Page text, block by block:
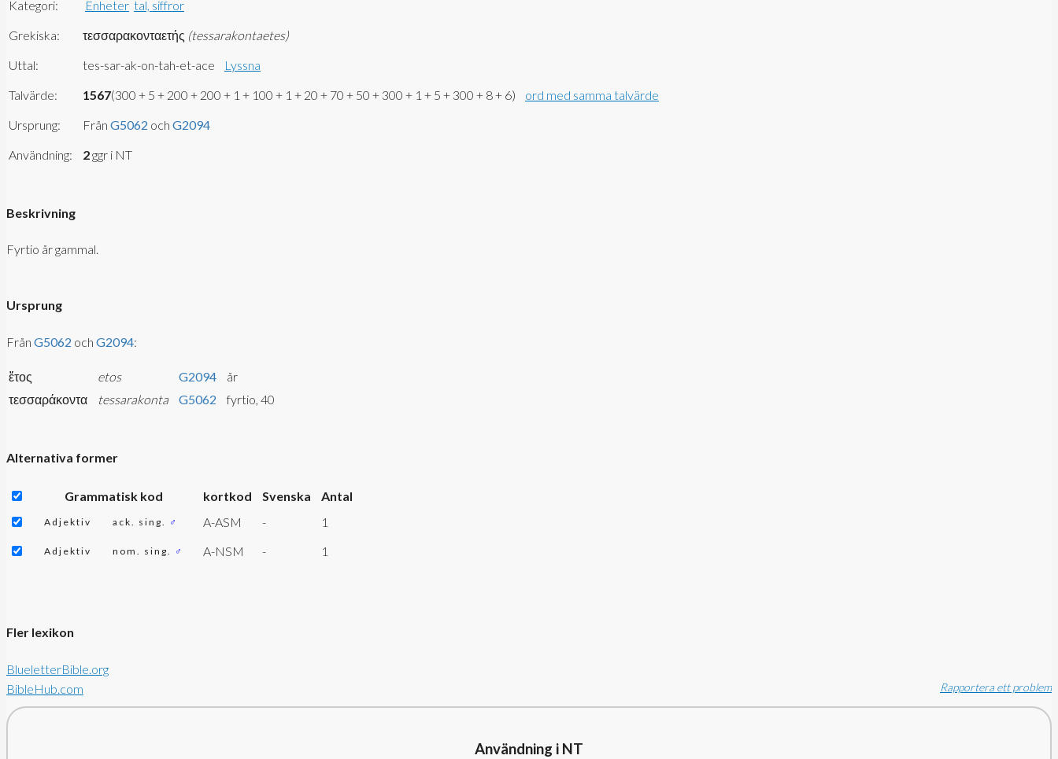
Kategori: Enheter tal, siffror
Grekiska:
τεσσαρακονταετής (tessarakontaetes)
Uttal:
tes-sar-ak-on-tah-et-ace
Lyssna
Talvärde:
1567(300 + 5 + 200 + 200 + 1 + 100 + 1 + 20 + 70 + 50 + 300 + 1 + 5 + 300 + 8 + 6)
ord med samma talvärde
Ursprung:
Från G5062 och G2094
Användning:
2ggr i NT
Beskrivning
Fyrtio år gammal.
Ursprung
Från G5062 och G2094:
ἔτος etos G2094
år
τεσσαράκοντα
tessarakonta G5062 fyrtio, 40
Alternativa former
Grammatisk kod kortkod Svenska Antal
Adjektiv ack. sing. ♂ A-ASM - 1
Adjektiv nom. sing. ♂ A-NSM - 1
Fler lexikon
BlueletterBible.org
BibleHub.com
Rapportera ett problem
Användning i NT